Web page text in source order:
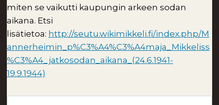
miten se vaikutti kaupungin arkeen sodan
aikana. Etsi
lisätietoa: http://seutu.wikimikkeli.fi/index.php/M
annerheimin_p%C3%A4%C3%A4maja_Mikkeliss
%C3%A4_jatkosodan_aikana_(24.6.1941-
19.9.1944)